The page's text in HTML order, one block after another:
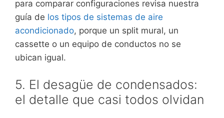
para comparar configuraciones revisa nuestra
guía de los tipos de sistemas de aire
acondicionado, porque un split mural, un
cassette o un equipo de conductos no se
ubican igual.
5. El desagüe de condensados:
el detalle que casi todos olvidan